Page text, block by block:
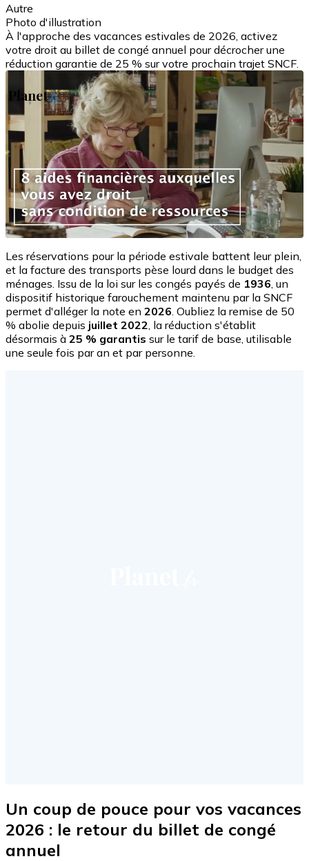
Autre
Photo d'illustration
À l'approche des vacances estivales de 2026, activez
votre droit au billet de congé annuel pour décrocher une
réduction garantie de 25 % sur votre prochain trajet SNCF.
Les réservations pour la période estivale battent leur plein,
et la facture des transports pèse lourd dans le budget des
ménages. Issu de la loi sur les congés payés de 1936 , un
dispositif historique farouchement maintenu par la SNCF
permet d'alléger la note en 2026 . Oubliez la remise de 50
% abolie depuis juillet 2022 , la réduction s'établit
désormais à 25 % garantis sur le tarif de base, utilisable
une seule fois par an et par personne.
Un coup de pouce pour vos vacances
2026 : le retour du billet de congé
annuel